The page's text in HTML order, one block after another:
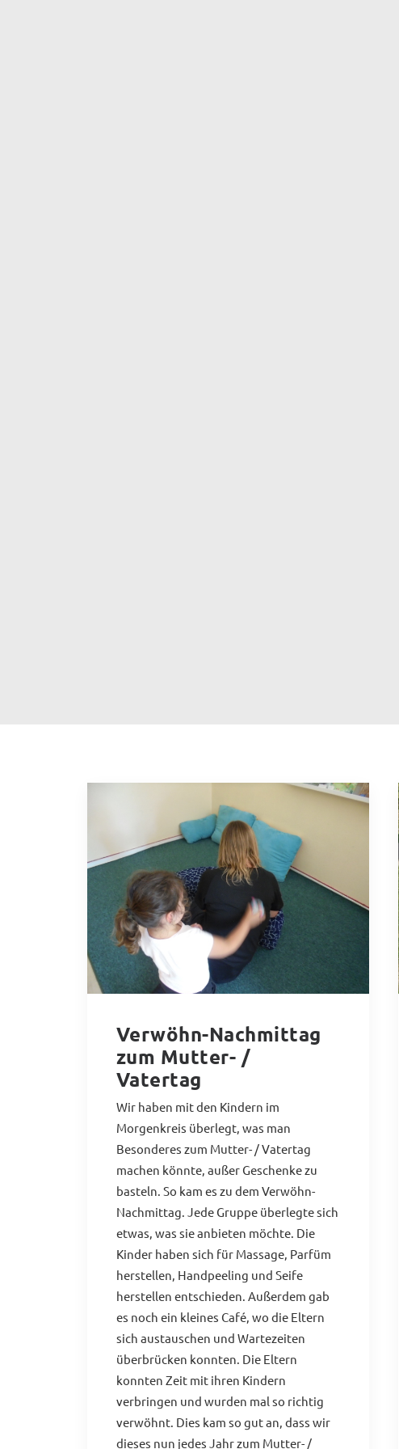
Verwöhn-Nachmittag
zum Mutter- /
Vatertag
Wir haben mit den Kindern im
Morgenkreis überlegt, was man
Besonderes zum Mutter- / Vatertag
machen könnte, außer Geschenke zu
basteln. So kam es zu dem Verwöhn-
Nachmittag. Jede Gruppe überlegte sich
etwas, was sie anbieten möchte. Die
Kinder haben sich für Massage, Parfüm
herstellen, Handpeeling und Seife
herstellen entschieden. Außerdem gab
es noch ein kleines Café, wo die Eltern
sich austauschen und Wartezeiten
überbrücken konnten. Die Eltern
konnten Zeit mit ihren Kindern
verbringen und wurden mal so richtig
verwöhnt. Dies kam so gut an, dass wir
dieses nun jedes Jahr zum Mutter- /